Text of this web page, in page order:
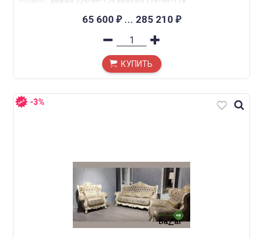
65 600 ₽... 285 210 ₽
КУПИТЬ
-3%